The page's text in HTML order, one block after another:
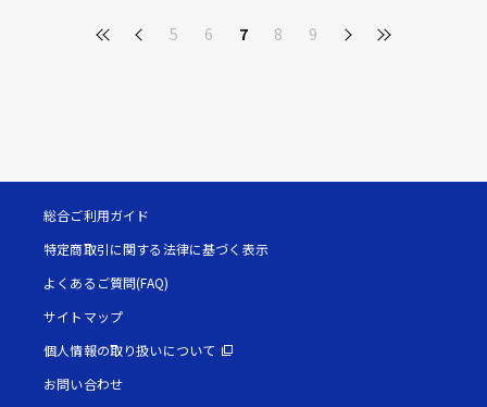
5 6 7 8 9
総合ご利用ガイド
特定商取引に関する法律に基づく表示
よくあるご質問(FAQ)
サイトマップ
個人情報の取り扱いについて
お問い合わせ